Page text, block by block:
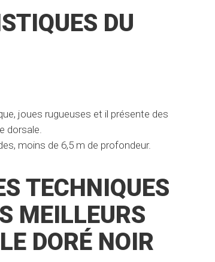
DU
joues rugueuses et il présente des
dorsale.
moins de 6,5 m de profondeur.
TECHNIQUES
MEILLEURS
DORÉ NOIR